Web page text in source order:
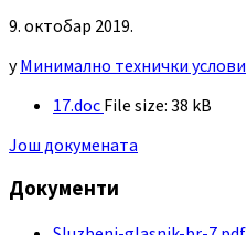
9. октобар 2019.
уМинимално технички услови
17.doc File size: 38 kB
Још докумената
Документи